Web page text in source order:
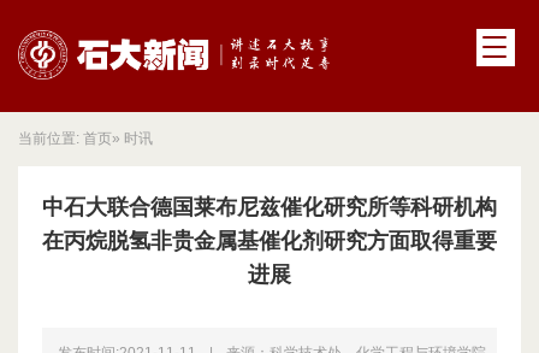
当前位置: 首页» 时讯
中石大联合德国莱布尼兹催化研究所等科研机构
在丙烷脱氢非贵金属基催化剂研究方面取得重要
进展